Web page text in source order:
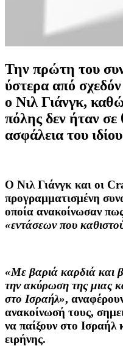
Την πρώτη του
ύστερα από
ο Νιλ Γιάνγκ,
πόλης δεν ήταν σε
ασφάλεια του
Ο Νιλ Γιάνγκ και οι
προγραμματισμένη
οποία ανακοίνωσαν
«εντάσεων που
«Με βαριά καρδιά και
την ακύρωση της μιας
στο Ισραήλ»,
ανακοίνωσή τους,
να παίξουν στο Ισραήλ
ειρήνης.